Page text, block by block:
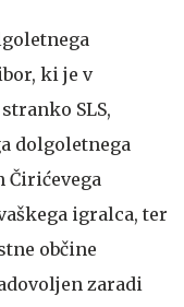
ki je v
SLS,
dolgoletnega
Čirićevega
igralca, ter
občine
zaradi